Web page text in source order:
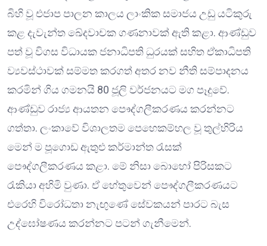
බිහි වූ එජාප පාලන කාලය ලාංකික සමාජය උඩු යටිකුරු
කළ දැවැන්ත ඛේදවාචක ගණනාවක් ඇති කළා. ආණ්ඩුව
පත් වූ විගස විධායක ජනාධිපති ධුරයක් සහිත ඒකාධිපති
ව්‍යවස්ථාවක් සම්මත කරගත් අතර නව නීති සම්පාදනය
කරමින් ගිය ගමනයි 80 ජූලි වර්ජනයට මග පෑදුවේ.
ආණ්ඩුව රාජ්‍ය ආයතන පෞද්ගලීකරණය කරන්නට
ගත්තා. ලංකාවේ විශාලතම පෙහෙකම්හල වූ තුල්හිරිය
මෙන් ම පූගොඩ ඇතුළු කර්මාන්ත රැසක්
පෞද්ගලීකරණය කළා. මේ නිසා බොහෝ පිරිසකට
රැකියා අහිමි වුණා. ඒ හේතුවෙන් පෞද්ගලීකරණයට
එරෙහි විරෝධතා නැඟුණේ සේවකයන් පාරට බැස
උද්ඝෝෂණය කරන්නට පටන් ගැනීමෙන්.